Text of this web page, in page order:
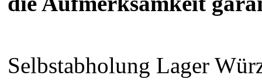
Selbstabholung Lager